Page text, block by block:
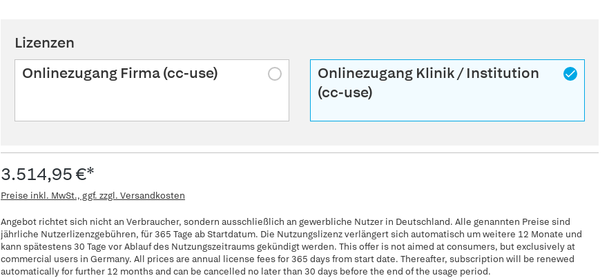
Lizenzen
Onlinezugang Firma (cc-use)
Onlinezugang Klinik / Institution
(cc-use)
3.514,95 €*
Preise inkl. MwSt., ggf. zzgl. Versandkosten
Angebot richtet sich nicht an Verbraucher, sondern ausschließlich an gewerbliche Nutzer in Deutschland. Alle genannten Preise sind
jährliche Nutzerlizenzgebühren, für 365 Tage ab Startdatum. Die Nutzungslizenz verlängert sich automatisch um weitere 12 Monate und
kann spätestens 30 Tage vor Ablauf des Nutzungszeitraums gekündigt werden. This offer is not aimed at consumers, but exclusively at
commercial users in Germany. All prices are annual license fees for 365 days from start date. Thereafter, subscription will be renewed
automatically for further 12 months and can be cancelled no later than 30 days before the end of the usage period.